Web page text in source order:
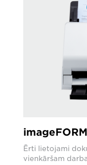
Ērti lietojami
vienkāršam